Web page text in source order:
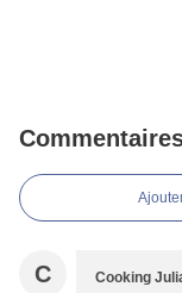
C Cooking